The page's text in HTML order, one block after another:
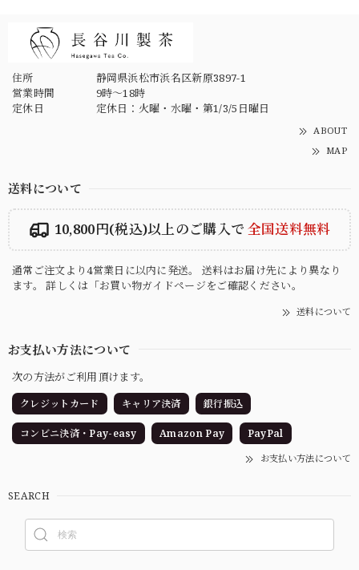
住所
静岡県浜松市浜名区新原3897-1
営業時間
9時～18時
定休日
定休日：火曜・水曜・第1/3/5日曜日
ABOUT
MAP
送料について
10,800円(税込)以上のご購入で 全国送料無料
通常ご注文より4営業日に以内に発送。 送料はお届け先により異なり
ます。 詳しくは「お買い物ガイドページをご確認ください。
送料について
お支払い方法について
次の方法がご利用頂けます。
クレジットカード キャリア決済 銀行振込
コンビニ決済・Pay-easy Amazon Pay PayPal
お支払い方法について
SEARCH